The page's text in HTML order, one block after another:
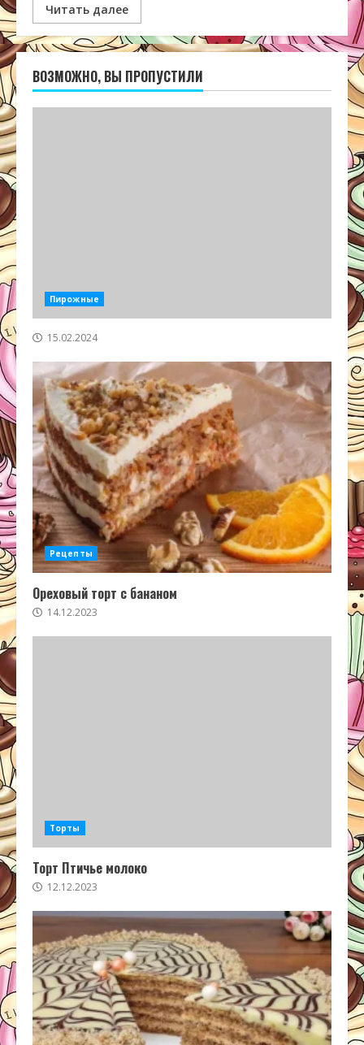
Читать далее
ВОЗМОЖНО, ВЫ ПРОПУСТИЛИ
Пирожные
15.02.2024
Рецепты
Ореховый торт с бананом
14.12.2023
Торты
Торт Птичье молоко
12.12.2023